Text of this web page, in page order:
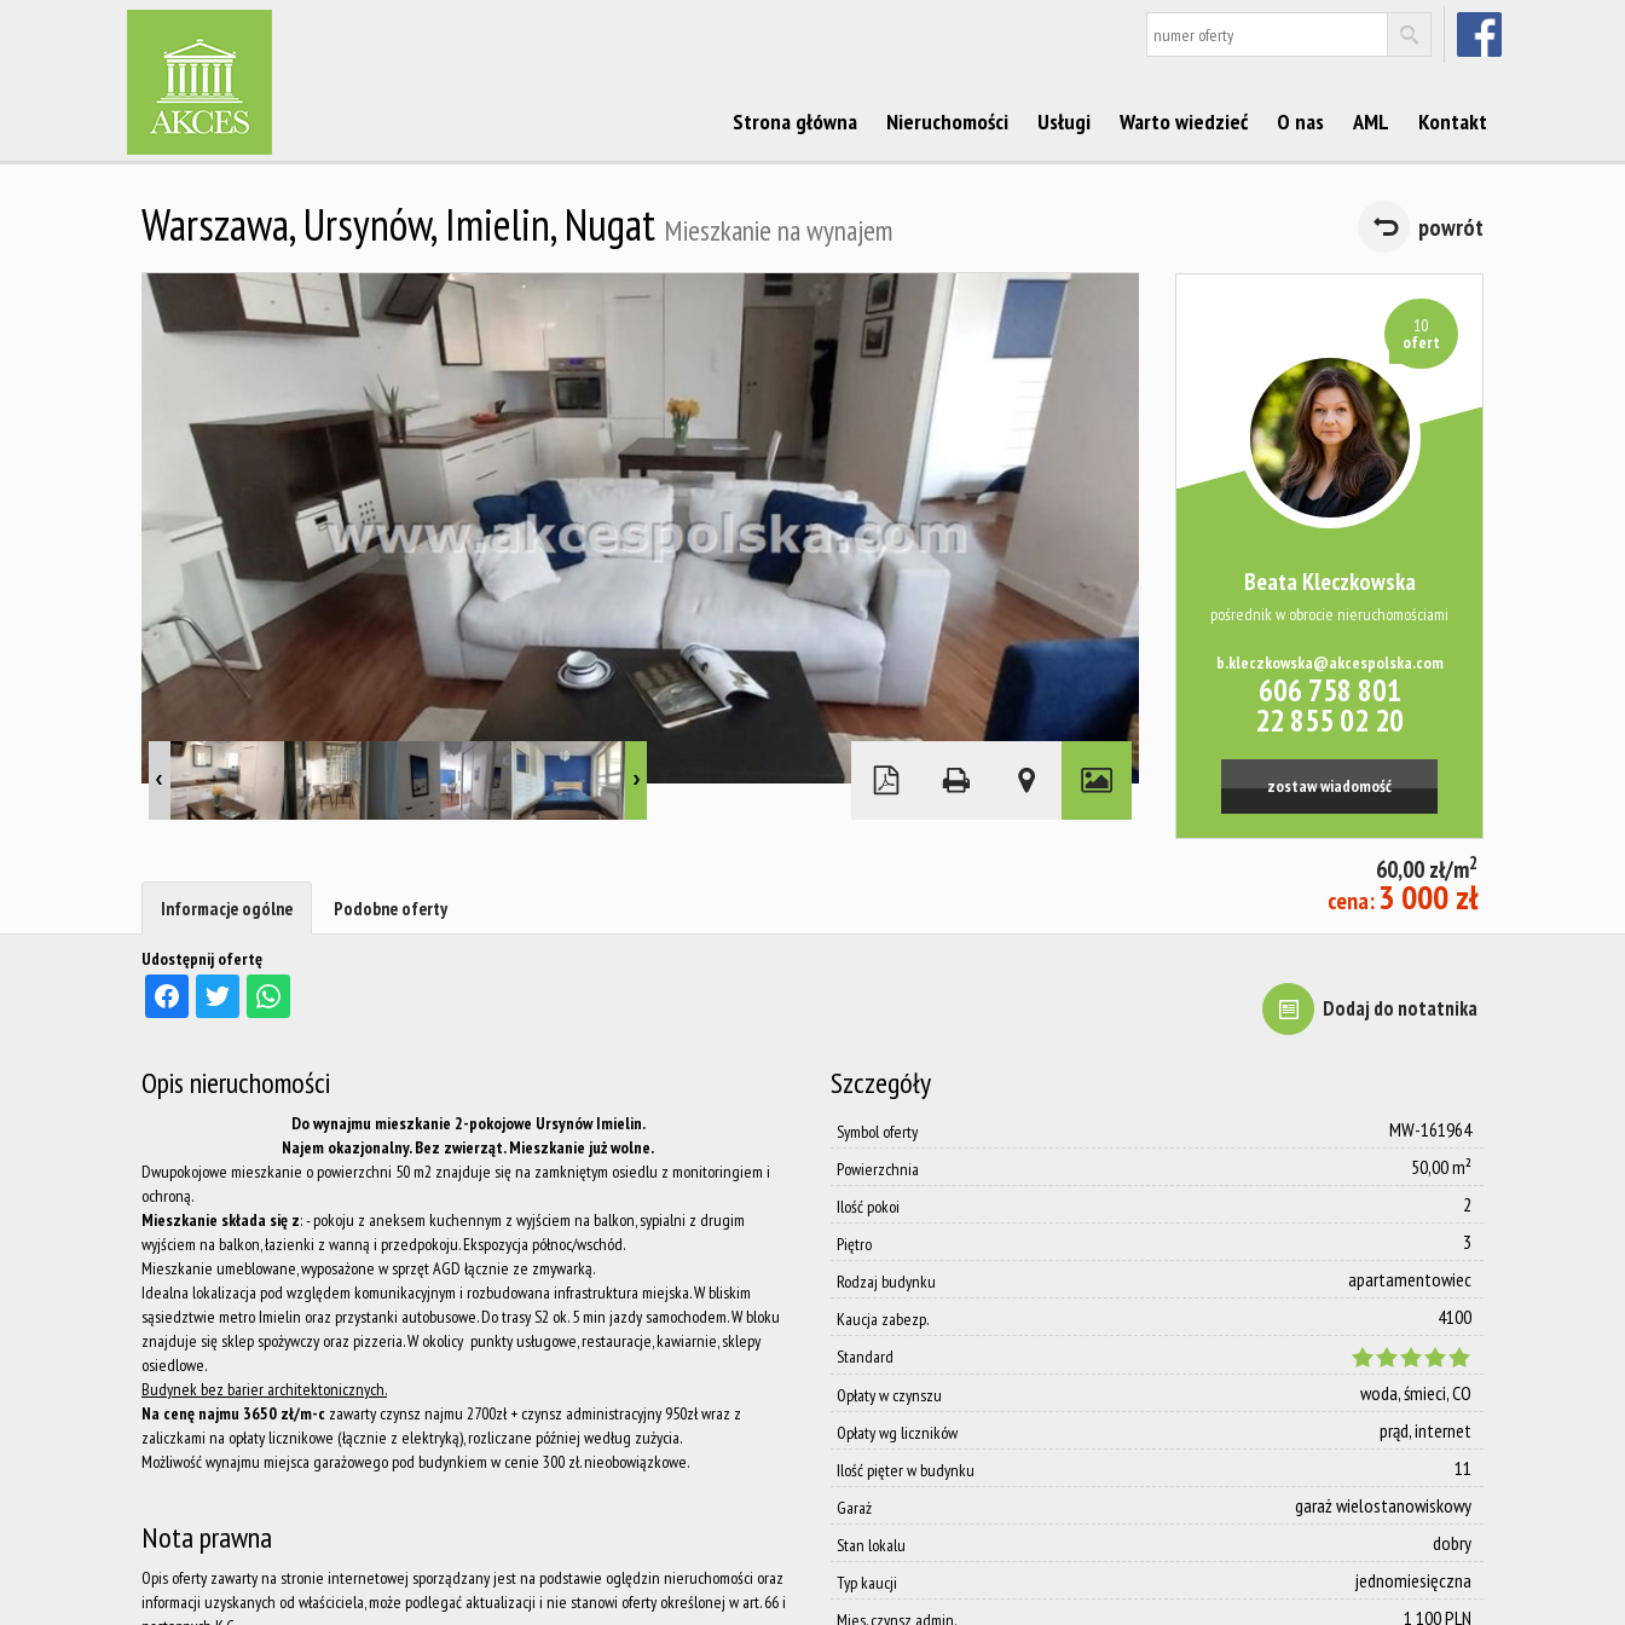
FACEBOOK
Strona główna Nieruchomości Usługi Warto wiedzieć O nas AML Kontakt
Warszawa, Ursynów, Imielin, Nugat Mieszkanie na wynajem powrót
10
ofert
Beata Kleczkowska
pośrednik w obrocie nieruchomościami
b.kleczkowska@akcespolska.com
606 758 801
22 855 02 20
zostaw wiadomość
60,00 zł/m2
cena: 3 000 zł
Dodaj do notatnika
Udostępnij ofertę
Informacje ogólne Podobne oferty
Opis nieruchomości
Do wynajmu mieszkanie 2-pokojowe Ursynów Imielin.
Najem okazjonalny. Bez zwierząt. Mieszkanie już wolne.
Dwupokojowe mieszkanie o powierzchni 50 m2 znajduje się na zamkniętym osiedlu z monitoringiem i
ochroną.
Mieszkanie składa się z: - pokoju z aneksem kuchennym z wyjściem na balkon, sypialni z drugim
wyjściem na balkon, łazienki z wanną i przedpokoju. Ekspozycja północ/wschód.
Mieszkanie umeblowane, wyposażone w sprzęt AGD łącznie ze zmywarką.
Idealna lokalizacja pod względem komunikacyjnym i rozbudowana infrastruktura miejska. W bliskim
sąsiedztwie metro Imielin oraz przystanki autobusowe. Do trasy S2 ok. 5 min jazdy samochodem. W bloku
znajduje się sklep spożywczy oraz pizzeria. W okolicy punkty usługowe, restauracje, kawiarnie, sklepy
osiedlowe.
Budynek bez barier architektonicznych.
Na cenę najmu 3650 zł/m-c zawarty czynsz najmu 2700zł + czynsz administracyjny 950zł wraz z
zaliczkami na opłaty licznikowe (łącznie z elektryką), rozliczane później według zużycia.
Możliwość wynajmu miejsca garażowego pod budynkiem w cenie 300 zł. nieobowiązkowe.
Nota prawna
Opis oferty zawarty na stronie internetowej sporządzany jest na podstawie oględzin nieruchomości oraz
informacji uzyskanych od właściciela, może podlegać aktualizacji i nie stanowi oferty określonej w art. 66 i
Szczegóły
Symbol oferty MW-161964
Powierzchnia 50,00 m²
Ilość pokoi 2
Piętro 3
Rodzaj budynku apartamentowiec
Kaucja zabezp. 4100
Standard
Opłaty w czynszu
woda, śmieci, CO
Opłaty wg liczników prąd, internet
Ilość pięter w budynku 11
Garaż garaż wielostanowiskowy
Stan lokalu dobry
Typ kaucji jednomiesięczna
Mies. czynsz admin. 1 100 PLN